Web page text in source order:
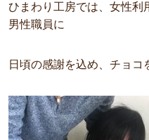
ひまわり工房では、女性利
男性職員に
日頃の感謝を込め、チョコ